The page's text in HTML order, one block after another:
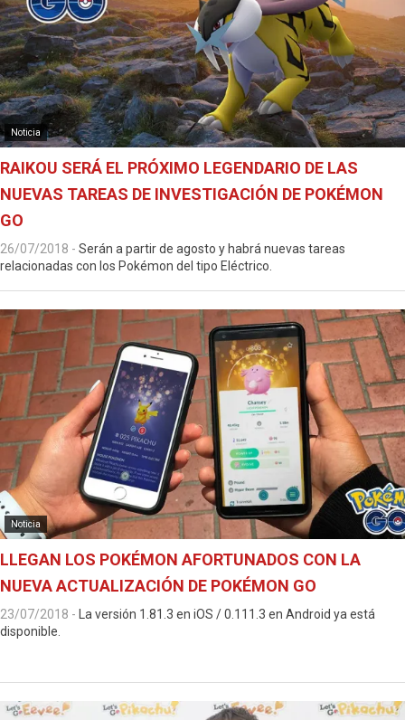
Noticia
RAIKOU SERÁ EL PRÓXIMO LEGENDARIO DE LAS
NUEVAS TAREAS DE INVESTIGACIÓN DE POKÉMON
GO
26/07/2018 - Serán a partir de agosto y habrá nuevas tareas
relacionadas con los Pokémon del tipo Eléctrico.
Noticia
LLEGAN LOS POKÉMON AFORTUNADOS CON LA
NUEVA ACTUALIZACIÓN DE POKÉMON GO
23/07/2018 -
La versión 1.81.3 en iOS / 0.111.3 en Android ya está
disponible.